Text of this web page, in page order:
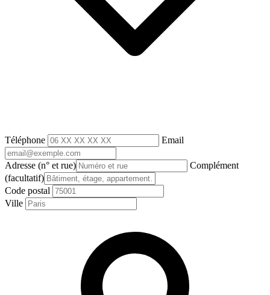
Téléphone Email
Adresse (n° et rue)
Complément
(facultatif)
Code postal
Ville